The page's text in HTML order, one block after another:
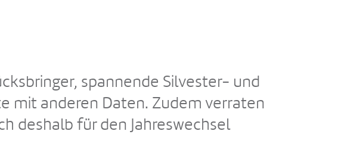
spannende Silvester- und
mit anderen Daten. Zudem verraten
deshalb für den Jahreswechsel